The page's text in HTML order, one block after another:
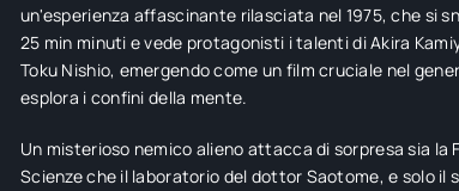
un'esperienza affascinante rilasciata nel 1975, che si
25 min minuti e vede protagonisti i talenti di Akira
Toku Nishio, emergendo come un film cruciale nel
esplora i confini della mente.
Un misterioso nemico alieno attacca di sorpresa sia la
Scienze che il laboratorio del dottor Saotome, e solo il